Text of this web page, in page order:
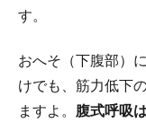
す。
おへそ（下腹部）
けでも、筋力低下
ますよ。 腹式呼吸